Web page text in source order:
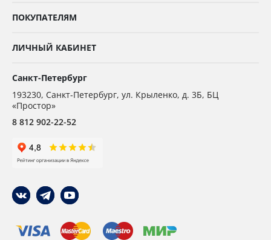
ПОКУПАТЕЛЯМ
ЛИЧНЫЙ КАБИНЕТ
Санкт-Петербург
193230, Санкт-Петербург, ул. Крыленко, д. 3Б, БЦ
«Простор»
8 812 902-22-52